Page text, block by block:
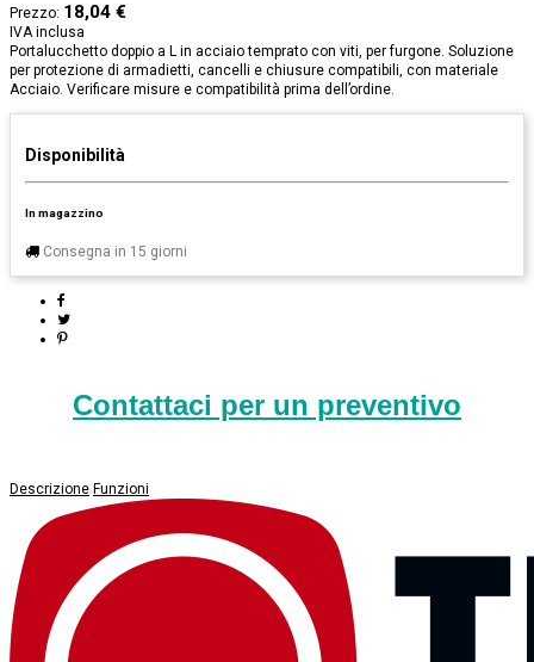
Prezzo: 18,04 €
IVA inclusa
Portalucchetto doppio a L in acciaio temprato con viti, per furgone. Soluzione
per protezione di armadietti, cancelli e chiusure compatibili, con materiale
Acciaio. Verificare misure e compatibilità prima dell’ordine.
Disponibilità
In magazzino
Consegna in 15 giorni
Contattaci per un preventivo
Descrizione Funzioni